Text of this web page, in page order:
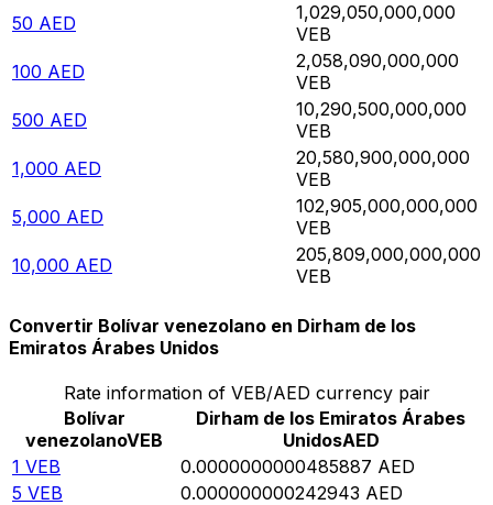
50 AED
1,029,050,000,000
VEB
100 AED
2,058,090,000,000
VEB
500 AED
10,290,500,000,000
VEB
1,000 AED
20,580,900,000,000
VEB
5,000 AED
102,905,000,000,000
VEB
10,000 AED
205,809,000,000,000
VEB
Convertir Bolívar venezolano en Dirham de los
Emiratos Árabes Unidos
Rate information of VEB/AED currency pair
Bolívar
venezolanoVEB
Dirham de los Emiratos Árabes
UnidosAED
1 VEB 0.0000000000485887 AED
5 VEB 0.000000000242943 AED